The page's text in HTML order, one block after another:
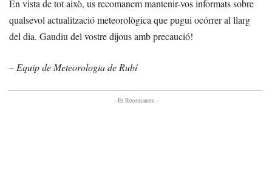
En vista de tot això, us recomanem mantenir-vos informats sobre
qualsevol actualització meteorològica que pugui ocórrer al llarg
del dia. Gaudiu del vostre dijous amb precaució!
– Equip de Meteorologia de Rubí
- Et Recomanem -